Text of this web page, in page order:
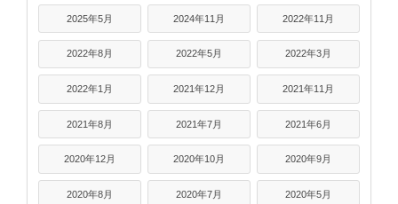
2025年5月 2024年11月 2022年11月
2022年8月 2022年5月 2022年3月
2022年1月 2021年12月 2021年11月
2021年8月 2021年7月 2021年6月
2020年12月 2020年10月 2020年9月
2020年8月 2020年7月 2020年5月